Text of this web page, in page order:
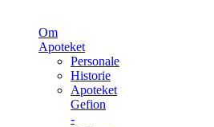
Om
Apoteket
Personale
Historie
Apoteket
Gefion
-